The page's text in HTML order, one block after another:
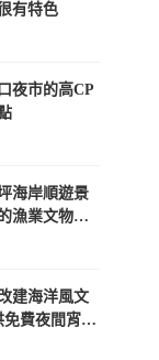
有特色
夜市的高CP
海岸順遊景
漁業文物，
建海洋風文
免費夜間宵